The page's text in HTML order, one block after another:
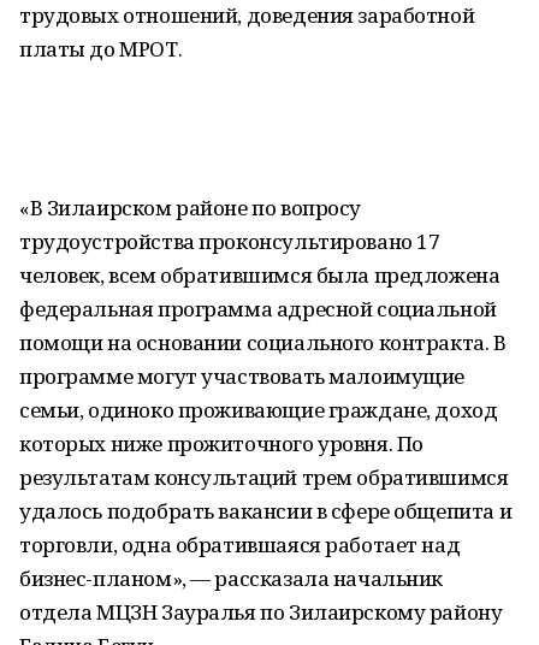
трудовых отношений, доведения заработной
платы до МРОТ.
«В Зилаирском районе по вопросу
трудоустройства проконсультировано 17
человек, всем обратившимся была предложена
федеральная программа адресной социальной
помощи на основании социального контракта. В
программе могут участвовать малоимущие
семьи, одиноко проживающие граждане, доход
которых ниже прожиточного уровня. По
результатам консультаций трем обратившимся
удалось подобрать вакансии в сфере общепита и
торговли, одна обратившаяся работает над
бизнес-планом», — рассказала начальник
отдела МЦЗН Зауралья по Зилаирскому району